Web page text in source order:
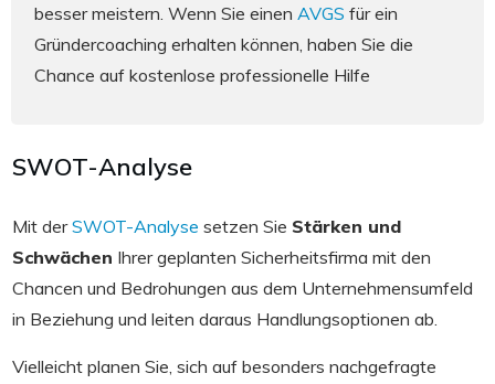
besser meistern. Wenn Sie einen AVGS für ein
Gründercoaching erhalten können, haben Sie die
Chance auf kostenlose professionelle Hilfe
SWOT-Analyse
Mit derSWOT-Analyse setzen Sie Stärken und
Schwächen Ihrer geplanten Sicherheitsfirma mit den
Chancen und Bedrohungen aus dem Unternehmensumfeld
in Beziehung und leiten daraus Handlungsoptionen ab.
Vielleicht planen Sie, sich auf besonders nachgefragte